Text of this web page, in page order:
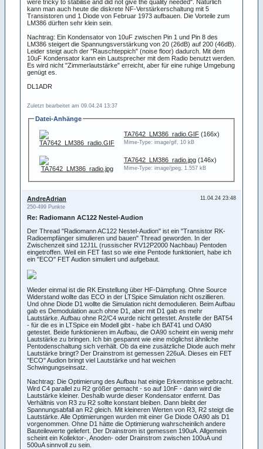
were tricky to stabilise and did not give the quality needed". Natürlich
kann man auch heute die diskrete NF-Verstärkerschaltung mit 5
Transistoren und 1 Diode von Februar 1973 aufbauen. Die Vorteile zum
LM386 dürften sehr klein sein.
Nachtrag: Ein Kondensator von 10uF zwischen Pin 1 und Pin 8 des
LM386 steigert die Spannungsverstärkung von 20 (26dB) auf 200 (46dB).
Leider steigt auch der "Rauschteppich" (noise floor) dadurch. Mit dem
10uF Kondensator kann ein Lautsprecher mit dem Radio benutzt werden.
Es wird nicht "Zimmerlautstärke" erreicht, aber für eine ruhige Umgebung
genügt es.
DL1ADR
Zuletzt bearbeitet am 09.04.24 13:37
Datei-Anhänge
TA7642_LM386_radio.GIF (166x)
Mime-Type: image/gif, 10 kB
TA7642_LM386_radio.jpg (146x)
Mime-Type: image/jpeg, 1.557 kB
11.04.24 23:48
AndreAdrian
250-499 Punkte
Re: Radiomann AC122 Nestel-Audion
Der Thread "Radiomann AC122 Nestel-Audion" ist ein "Transistor RK-
Radioempfänger simulieren und bauen" Thread geworden. In der
Zwischenzeit sind 12J1L (russischer RV12P2000 Nachbau) Pentoden
eingetroffen. Weil ein FET fast so wie eine Pentode funktioniert, habe ich
ein "ECO" FET Audion simuliert und aufgebaut.
Wieder einmal ist die RK Einstellung über HF-Dämpfung. Ohne Source
Widerstand wollte das ECO in der LTSpice Simulation nicht oszillieren.
Und ohne Diode D1 wollte die Simulation nicht demodulieren. Beim Aufbau
gab es Demodulation auch ohne D1, aber mit D1 gab es mehr
Lautstärke. Aufbau ohne R2/C4 wurde nicht getestet. Anstelle der BAT54
- für die es in LTSpice ein Modell gibt - habe ich BAT41 und OA90
getestet. Beide funktionieren im Aufbau, die OA90 scheint ein wenig mehr
Lautstärke zu bringen. Ich bin gespannt wie eine möglichst ähnliche
Pentodenschaltung sich verhält. Ob da eine zusätzliche Diode auch mehr
Lautstärke bringt? Der Drainstrom ist gemessen 226uA. Dieses ein FET
"ECO" Audion bringt viel Lautstärke und hat weichen
Schwingungseinsatz.
Nachtrag: Die Optimierung des Aufbau hat einige Erkenntnisse gebracht.
Wird C4 parallel zu R2 größer gemacht - so auf 10nF - dann wird die
Lautstärke kleiner. Deshalb wurde dieser Kondensator entfernt. Das
Verhältnis von R3 zu R2 sollte konstant bleiben. Dann bleibt der
Spannungsabfall an R2 gleich. Mit kleineren Werten von R3, R2 steigt die
Lautstärke. Alle Optimierungen wurden mit einer Ge Diode OA90 als D1
vorgenommen. Ohne D1 hätte die Optimierung wahrscheinlich andere
Bauteilewerte geliefert. Der Drainstrom ist gemessen 190uA. Allgemein
scheint ein Kollektor-, Anoden- oder Drainstrom zwischen 100uA und
500uA sinnvoll zu sein.